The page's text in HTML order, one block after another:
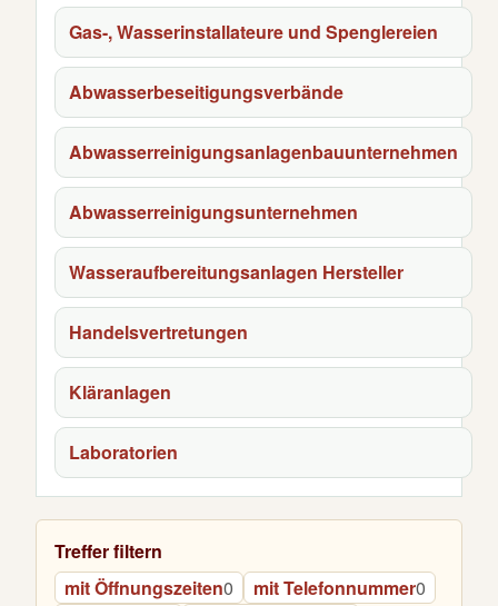
Gas-, Wasserinstallateure und Spenglereien
Abwasserbeseitigungsverbände
Abwasserreinigungsanlagenbauunternehmen
Abwasserreinigungsunternehmen
Wasseraufbereitungsanlagen Hersteller
Handelsvertretungen
Kläranlagen
Laboratorien
Treffer filtern
mit Öffnungszeiten0 mit Telefonnummer0